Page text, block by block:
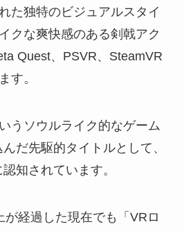
た独特のビジュアルスタイ
クな爽快感のある剣戟アク
Quest、PSVR、SteamVR
す。
うソウルライク的なゲーム
だ先駆的タイトルとして、
知されています。
が経過した現在でも「VRロ